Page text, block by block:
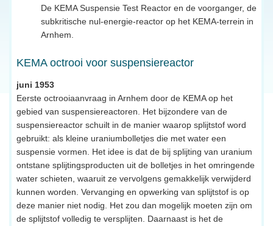
De KEMA Suspensie Test Reactor en de voorganger, de
subkritische nul-energie-reactor op het KEMA-terrein in
Arnhem.
KEMA octrooi voor suspensiereactor
juni 1953
Eerste octrooiaanvraag in Arnhem door de KEMA op het
gebied van suspensiereactoren. Het bijzondere van de
suspensiereactor schuilt in de manier waarop splijtstof word
gebruikt: als kleine uraniumbolletjes die met water een
suspensie vormen. Het idee is dat de bij splijting van uranium
ontstane splijtingsproducten uit de bolletjes in het omringende
water schieten, waaruit ze vervolgens gemakkelijk verwijderd
kunnen worden. Vervanging en opwerking van splijtstof is op
deze manier niet nodig. Het zou dan mogelijk moeten zijn om
de splijtstof volledig te versplijten. Daarnaast is het de